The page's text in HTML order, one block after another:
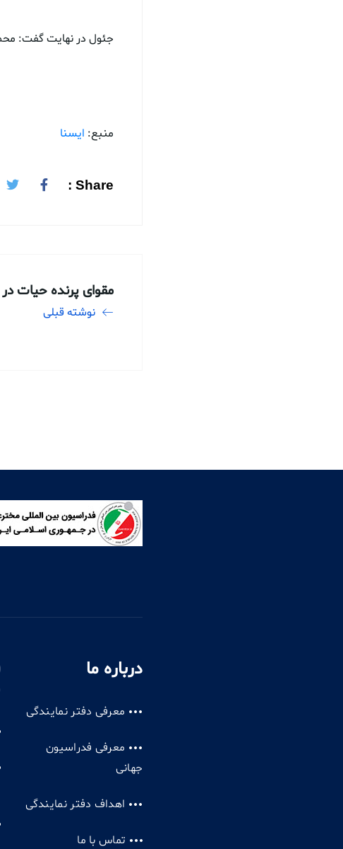
جئول در نهایت گفت:
منبع: ایسنا
Share :
مقوای پرنده حیات
نوشته قبلی
درباره ما
معرفی دفتر نمایندگی
معرفی فدراسیون
جهانی
اهداف دفتر نمایندگی
تماس با ما